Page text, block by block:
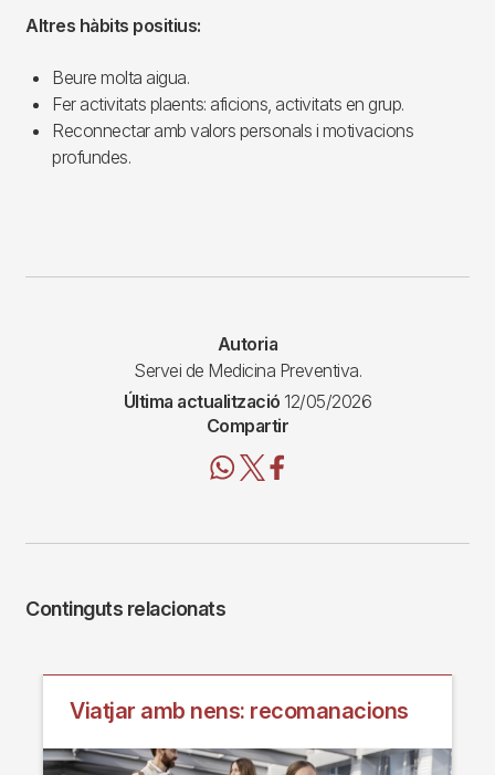
Altres hàbits positius:
Beure molta aigua.
Fer activitats plaents: aficions, activitats en grup.
Reconnectar amb valors personals i motivacions
profundes.
Autoria
Servei de Medicina Preventiva.
Última actualització 12/05/2026
Compartir
Continguts relacionats
Viatjar amb nens: recomanacions